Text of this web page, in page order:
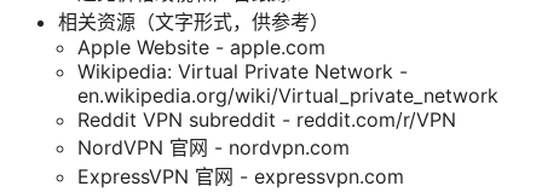
相关资源（文字形式，供参考）
Apple Website - apple.com
Wikipedia: Virtual Private Network -
en.wikipedia.org/wiki/Virtual_private_network
Reddit VPN subreddit - reddit.com/r/VPN
NordVPN 官网 - nordvpn.com
ExpressVPN 官网 - expressvpn.com